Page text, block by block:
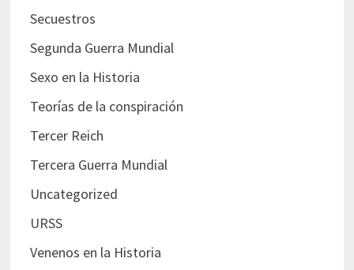
Secuestros
Segunda Guerra Mundial
Sexo en la Historia
Teorías de la conspiración
Tercer Reich
Tercera Guerra Mundial
Uncategorized
URSS
Venenos en la Historia